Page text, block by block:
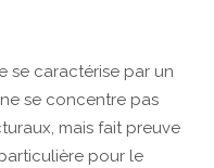
se caractérise par un
se concentre pas
mais fait preuve
pour le